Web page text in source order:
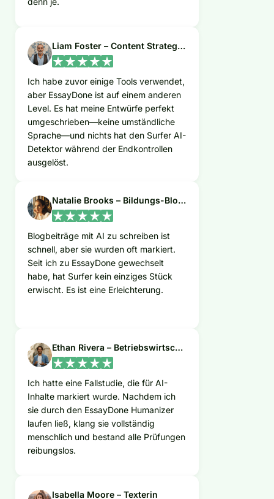
Liam Foster – Content Strategist
Ich habe zuvor einige Tools verwendet,
aber EssayDone ist auf einem anderen
Level. Es hat meine Entwürfe perfekt
umgeschrieben—keine umständliche
Sprache—und nichts hat den Surfer AI-
Detektor während der Endkontrollen
ausgelöst.
Natalie Brooks – Bildungs-Bloggerin
Blogbeiträge mit AI zu schreiben ist
schnell, aber sie wurden oft markiert.
Seit ich zu EssayDone gewechselt
habe, hat Surfer kein einziges Stück
erwischt. Es ist eine Erleichterung.
Ethan Rivera – Betriebswirtschafts-Student
Ich hatte eine Fallstudie, die für AI-
Inhalte markiert wurde. Nachdem ich
sie durch den EssayDone Humanizer
laufen ließ, klang sie vollständig
menschlich und bestand alle Prüfungen
reibungslos.
Isabella Moore – Texterin